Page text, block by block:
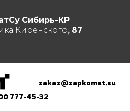
Сибирь-КР
Киренского, 87
zakaz@zapkomat.su
777-45-32